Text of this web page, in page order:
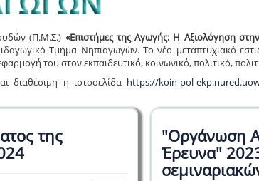
(Π.Μ.Σ.) «Επιστήμες της Αγωγής: Η Αξιολόγηση
Τμήμα Νηπιαγωγών. Το νέο μεταπτυχιακό
του στον εκπαιδευτικό, κοινωνικό, πολιτικό,
διαθέσιμη η ιστοσελίδα https://koin-pol-
της
"Οργάνωση
Έρευνα"